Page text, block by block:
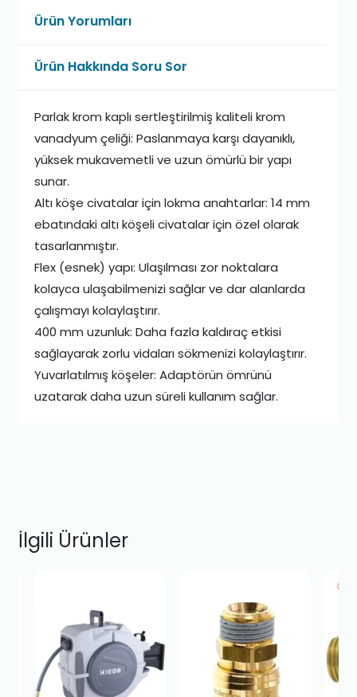
Ürün Yorumları
Ürün Hakkında Soru Sor
Parlak krom kaplı sertleştirilmiş kaliteli krom
vanadyum çeliği: Paslanmaya karşı dayanıklı,
yüksek mukavemetli ve uzun ömürlü bir yapı
sunar.
Altı köşe civatalar için lokma anahtarlar: 14 mm
ebatındaki altı köşeli civatalar için özel olarak
tasarlanmıştır.
Flex (esnek) yapı: Ulaşılması zor noktalara
kolayca ulaşabilmenizi sağlar ve dar alanlarda
çalışmayı kolaylaştırır.
400 mm uzunluk: Daha fazla kaldıraç etkisi
sağlayarak zorlu vidaları sökmenizi kolaylaştırır.
Yuvarlatılmış köşeler: Adaptörün ömrünü
uzatarak daha uzun süreli kullanım sağlar.
İlgili Ürünler